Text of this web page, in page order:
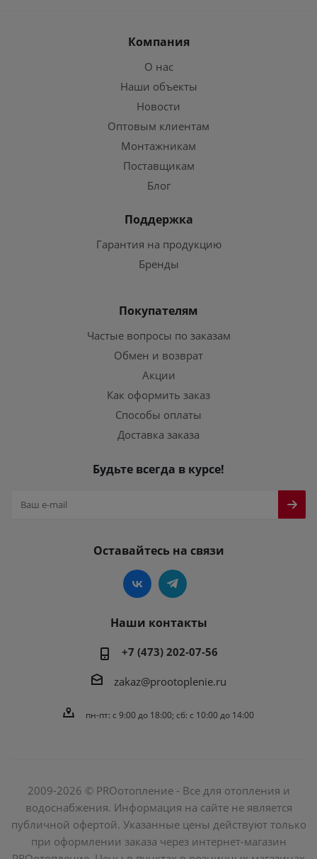
Компания
О нас
Наши объекты
Новости
Оптовым клиентам
Монтажникам
Поставщикам
Блог
Поддержка
Гарантия на продукцию
Бренды
Покупателям
Частые вопросы по заказам
Обмен и возврат
Акции
Как оформить заказ
Способы оплаты
Доставка заказа
Будьте всегда в курсе!
Оставайтесь на связи
Наши контакты
+7 (473) 202-07-56
zakaz@prootoplenie.ru
пн-пт: c 9:00 до 18:00; сб: с 10:00 до 14:00
2009-2026 © PROотопление - Все для отопления и
водоснабжения. Информация на сайте не является
публичной офертой. Указанные цены действуют только
при оформлении заказа через интернет-магазин